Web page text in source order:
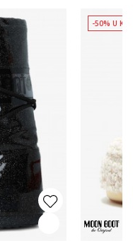
-50% U